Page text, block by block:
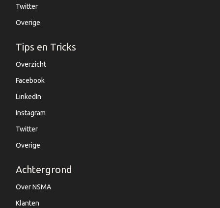
Twitter
Overige
Tips en Tricks
Overzicht
Facebook
LinkedIn
Instagram
Twitter
Overige
Achtergrond
Over NSMA
Klanten